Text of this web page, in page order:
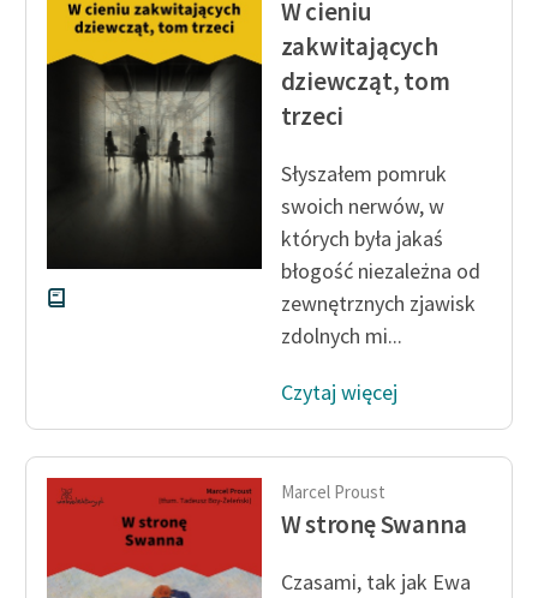
feministycznej
Ręce pełne poezji
Kolekcje edukacyjne
twórców przechodzących
do domeny publicznej,
lektur szkolnych oraz
Odkurzamy bohaterów
Kontakt
O projekcie
W cieniu
zakwitających
dziewcząt, tom
trzeci
Słyszałem pomruk
swoich nerwów, w
których była jakaś
błogość niezależna od
zewnętrznych zjawisk
zdolnych mi...
Czytaj więcej
Marcel Proust
W stronę Swanna
Czasami, tak jak Ewa